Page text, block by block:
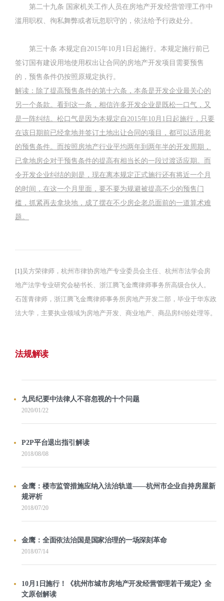
第二十九条 国家机关工作人员在房地产开发经营管理工作中
滥用职权、徇私舞弊或者玩忽职守的，依法给予行政处分。
第三十条 本规定自 2015年10 月 1 日起施行。本规定施行前已
签订国有建设用地使用权出让合同的房地产开发项目需要预售
的，预售条件仍按照原规定执行。
解读：除了提高预售条件的第十六条，本条是开发企业最关心的
另一个条款。看到这一条，相信许多开发企业是既松一口气，又
是一阵纠结。松口气是因为本规定自 2015年10 月 1 日起施行，只要
在该日期前已经拿地并签订土地出让合同的项目，都可以适用老
的预售条件。而按照房地产行业平均两年到两年半的开发周期，
已拿地房企对于预售条件的提高有相当长的一段过渡适应期。而
令开发企业纠结的则是，现在离本规定正式施行还有将近一个月
的时间，在这一个月里面，要不要为规避被提高不少的预售门
槛，抓紧再去拿块地，成了摆在不少房企老总面前的一道算术难
题。
[1]吴方荣律师，杭州市律协房地产专业委员会主任、杭州市法学会房
地产法学专业研究会秘书长、浙江腾飞金鹰律师事务所高级合伙人。
石莲青律师，浙江腾飞金鹰律师事务所房地产开发二部，毕业于华东政
法大学，主要执业领域为房地产开发、商业地产、商品房纠纷处理等。
法规解读
九民纪要中法律人不容忽视的十个问题
2020/01/22
P2P平台退出指引解读
2018/08/08
金鹰：楼市监管措施应纳入法治轨道——杭州市企业自持房屋新
规评析
2018/07/20
金鹰：全面依法治国是国家治理的一场深刻革命
2018/07/14
10月1日施行！《杭州市城市房地产开发经营管理若干规定》全
文原创解读